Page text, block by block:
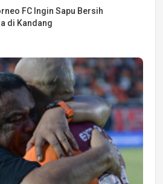
FC Ingin Sapu Bersih
di Kandang